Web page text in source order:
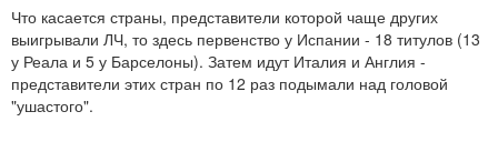
Что касается страны, представители которой чаще других
выигрывали ЛЧ, то здесь первенство у Испании - 18 титулов (13
у Реала и 5 у Барселоны). Затем идут Италия и Англия -
представители этих стран по 12 раз подымали над головой
"ушастого".